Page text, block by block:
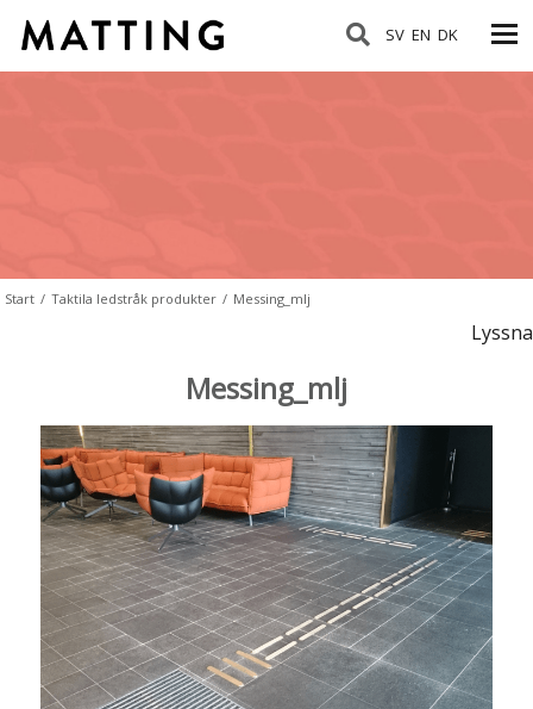
SV EN DK
Start / Taktila ledstråk produkter / Messing_mlj
Lyssna
Messing_mlj